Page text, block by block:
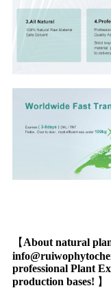
【 About natural
professional Plant
production bases! 】